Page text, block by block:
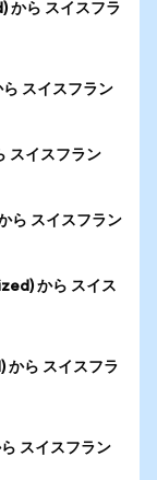
ら スイスフラ
スイスフラン
スイスフラン
スイスフラン
から スイス
ら スイスフラ
スイスフラン